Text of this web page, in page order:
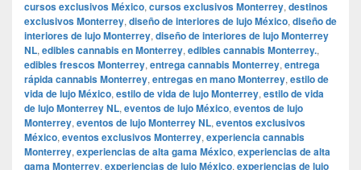
cursos exclusivos México, cursos exclusivos Monterrey, destinos
exclusivos Monterrey, diseño de interiores de lujo México, diseño de
interiores de lujo Monterrey, diseño de interiores de lujo Monterrey
NL, edibles cannabis en Monterrey, edibles cannabis Monterrey.,
edibles frescos Monterrey, entrega cannabis Monterrey, entrega
rápida cannabis Monterrey, entregas en mano Monterrey, estilo de
vida de lujo México, estilo de vida de lujo Monterrey, estilo de vida
de lujo Monterrey NL, eventos de lujo México, eventos de lujo
Monterrey, eventos de lujo Monterrey NL, eventos exclusivos
México, eventos exclusivos Monterrey, experiencia cannabis
Monterrey, experiencias de alta gama México, experiencias de alta
gama Monterrey, experiencias de lujo México, experiencias de lujo